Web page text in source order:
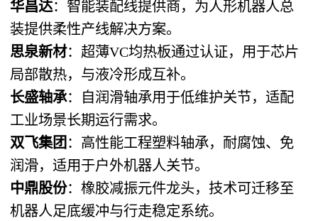
华昌达：智能装配线提供商，为人形机器人总
装提供柔性产线解决方案。
思泉新材：超薄VC均热板通过认证，用于芯片
局部散热，与液冷形成互补。
长盛轴承：自润滑轴承用于低维护关节，适配
工业场景长期运行需求。
双飞集团 ：高性能工程塑料轴承，耐腐蚀、免
润滑，适用于户外机器人关节。
中鼎股份：橡胶减振元件龙头，技术可迁移至
机器人足底缓冲与行走稳定系统。